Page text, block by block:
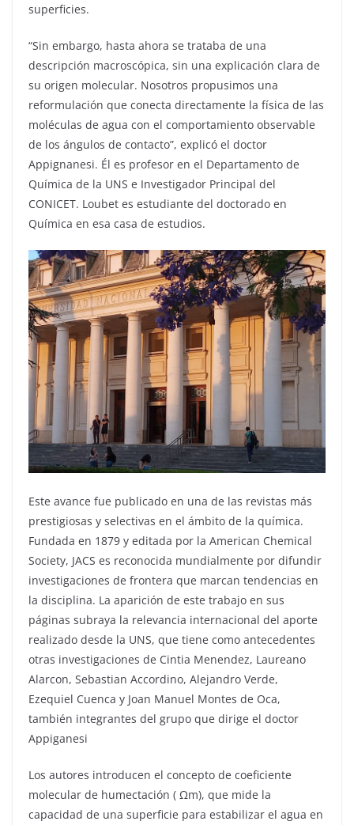
superficies.
“Sin embargo, hasta ahora se trataba de una
descripción macroscópica, sin una explicación clara de
su origen molecular. Nosotros propusimos una
reformulación que conecta directamente la física de las
moléculas de agua con el comportamiento observable
de los ángulos de contacto”, explicó el doctor
Appignanesi. Él es profesor en el Departamento de
Química de la UNS e Investigador Principal del
CONICET. Loubet es estudiante del doctorado en
Química en esa casa de estudios.
Este avance fue publicado en una de las revistas más
prestigiosas y selectivas en el ámbito de la química.
Fundada en 1879 y editada por la American Chemical
Society, JACS es reconocida mundialmente por difundir
investigaciones de frontera que marcan tendencias en
la disciplina. La aparición de este trabajo en sus
páginas subraya la relevancia internacional del aporte
realizado desde la UNS, que tiene como antecedentes
otras investigaciones de Cintia Menendez, Laureano
Alarcon, Sebastian Accordino, Alejandro Verde,
Ezequiel Cuenca y Joan Manuel Montes de Oca,
también integrantes del grupo que dirige el doctor
Appiganesi
Los autores introducen el concepto de coeficiente
molecular de humectación ( Ωm), que mide la
capacidad de una superficie para estabilizar el agua en